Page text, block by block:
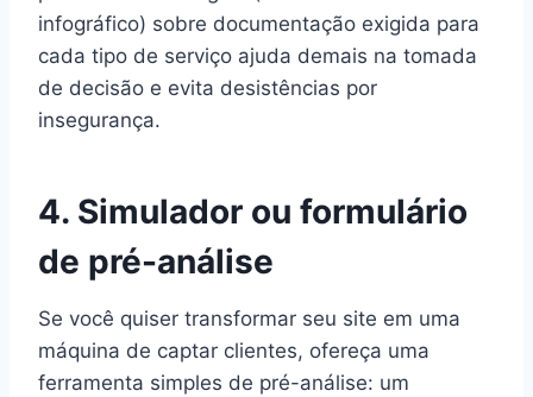
infográfico) sobre documentação exigida para
cada tipo de serviço ajuda demais na tomada
de decisão e evita desistências por
insegurança.
4. Simulador ou formulário
de pré-análise
Se você quiser transformar seu site em uma
máquina de captar clientes, ofereça uma
ferramenta simples de pré-análise: um